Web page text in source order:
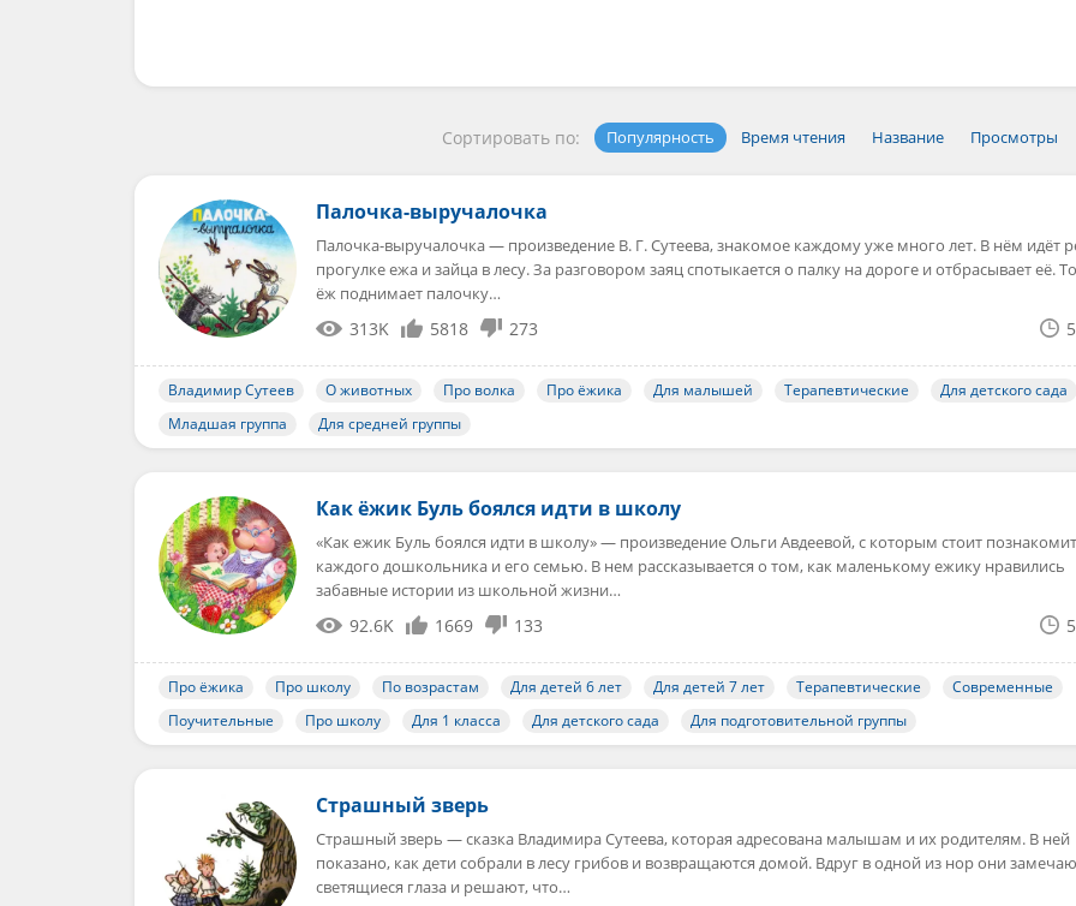
Сортировать по: Популярность Время чтения Название Просмотры
Палочка-выручалочка
Палочка-выручалочка — произведение В. Г. Сутеева, знакомое каждому уже много лет. В нём идёт
прогулке ежа и зайца в лесу. За разговором заяц спотыкается о палку на дороге и отбрасывает её.
ёж поднимает палочку…
313K 5818 273
Владимир Сутеев О животных Про волка Про ёжика Для малышей Терапевтические
Для детского сада
Младшая группа
Для средней группы
Как ёжик Буль боялся идти в школу
«Как ежик Буль боялся идти в школу» — произведение Ольги Авдеевой, с которым стоит
каждого дошкольника и его семью. В нем рассказывается о том, как маленькому ежику нравились
забавные истории из школьной жизни…
92.6K 1669 133
Про ёжика Про школу По возрастам Для детей 6 лет Для детей 7 лет Терапевтические
Современные
Поучительные
Про школу Для 1 класса Для детского сада Для подготовительной группы
Страшный зверь
Страшный зверь — сказка Владимира Сутеева, которая адресована малышам и их родителям. В ней
показано, как дети собрали в лесу грибов и возвращаются домой. Вдруг в одной из нор они
светящиеся глаза и решают, что…